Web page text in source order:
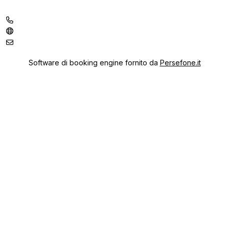
Software di booking engine fornito da Persefone.it